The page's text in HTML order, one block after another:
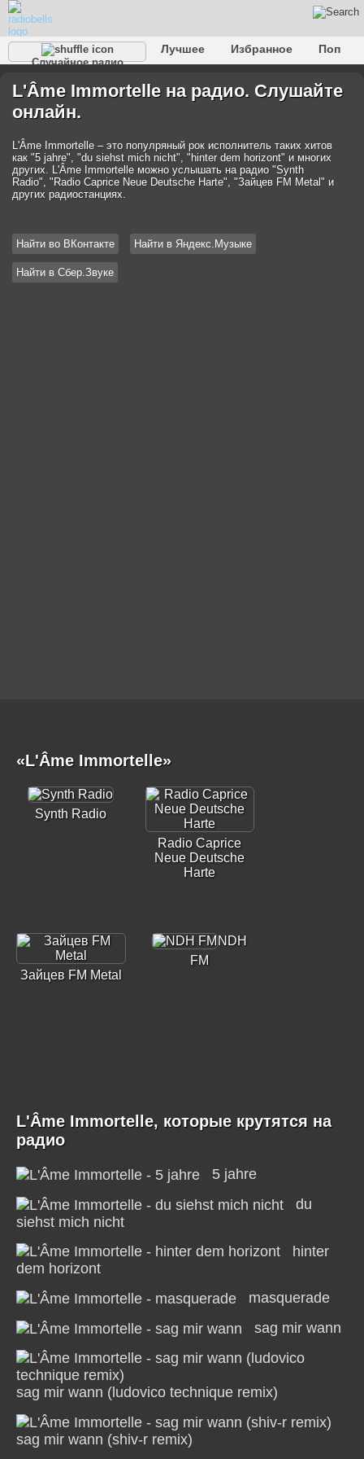
Случайное радио
Лучшее Избранное
Поп
Разговорное
Рэп Транс Дип-хаус
Фолк
Джаз
Детское
L'Âme Immortelle на радио. Слушайте
онлайн.
L'Âme Immortelle – это популряный рок исполнитель таких хитов
как "5 jahre", "du siehst mich nicht", "hinter dem horizont" и многих
других. L'Âme Immortelle можно услышать на радио "Synth
Radio", "Radio Caprice Neue Deutsche Harte", "Зайцев FM Metal" и
других радиостанциях.
Найти во ВКонтакте Найти в Яндекс.Музыке
Найти в Сбер.Звуке
«L'Âme Immortelle»
Synth Radio
Radio Caprice
Neue Deutsche
Harte
Зайцев FM Metal
NDH
FM
L'Âme Immortelle, которые крутятся на
радио
5 jahre
du
siehst mich nicht
hinter
dem horizont
masquerade
sag mir wann
sag mir wann (ludovico technique remix)
sag mir wann (shiv-r remix)